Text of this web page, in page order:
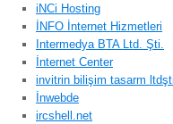
iNCi Hosting
İNFO İnternet Hizmetleri
Intermedya BTA Ltd. Şti.
İnternet Center
invitrin bilişim tasarm ltdşti
İnwebde
ircshell.net